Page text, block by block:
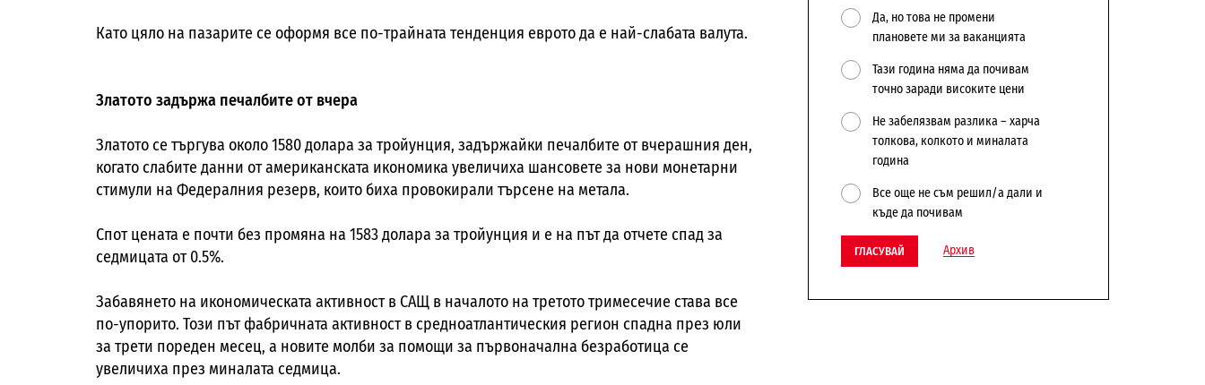
Като цяло на пазарите се оформя все по-трайната тенденция еврото да е най-слабата валута.
Златото задържа печалбите от вчера
Златото се търгува около 1580 долара за тройунция, задържайки печалбите от вчерашния ден,
когато слабите данни от американската икономика увеличиха шансовете за нови монетарни
стимули на Федералния резерв, които биха провокирали търсене на метала.
Спот цената е почти без промяна на 1583 долара за тройунция и е на път да отчете спад за
седмицата от 0.5%.
Забавянето на икономическата активност в САЩ в началото на третото тримесечие става все
по-упорито. Този път фабричната активност в средноатлантическия регион спадна през юли
за трети пореден месец, а новите молби за помощи за първоначална безработица се
увеличиха през миналата седмица.
Да, но това не промени
плановете ми за ваканцията
Тази година няма да почивам
точно заради високите цени
Не забелязвам разлика – харча
толкова, колкото и миналата
година
Все още не съм решил/а дали и
къде да почивам
ГЛАСУВАЙ Архив